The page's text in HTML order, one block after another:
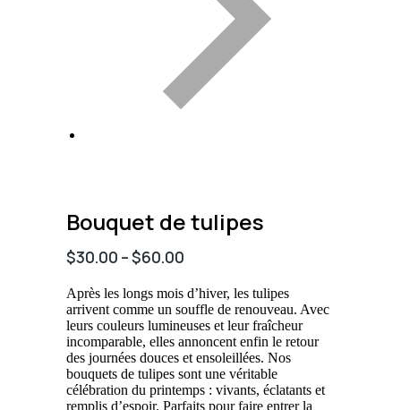
Bouquet de tulipes
$30.00 –$60.00
Après les longs mois d’hiver, les tulipes
arrivent comme un souffle de renouveau. Avec
leurs couleurs lumineuses et leur fraîcheur
incomparable, elles annoncent enfin le retour
des journées douces et ensoleillées. Nos
bouquets de tulipes sont une véritable
célébration du printemps : vivants, éclatants et
remplis d’espoir. Parfaits pour faire entrer la